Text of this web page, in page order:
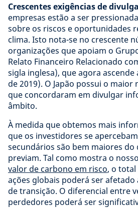
Crescentes exigências de
empresas estão a ser
sobre os riscos e oportunidades
clima. Isto nota-se no crescente
organizações que apoiam o
Relato Financeiro Relacionado
sigla inglesa), que agora ascende
de 2019). O Japão possui o
que concordaram em divulgar
âmbito.
À medida que obtemos mais
que os investidores se
secundários são bem maiores
previam. Tal como mostra o
valor de carbono em risco, o total
ações globais poderá ser afetado
de transição. O diferencial entre
perdedores poderá ser